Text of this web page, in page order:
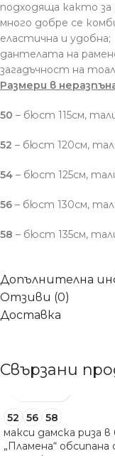
подходяща както за
много добре се
еластична и удобна;
дантелата на
загадъчност на
Размери в
50 – бюст 115см,
52 – бюст 120см,
54 – бюст 125см,
56 – бюст 130см,
58 – бюст 135см,
Допълнителна
Отзиви (0)
Доставка
Свързани
52 56 58
макси дамска риза в
„Пламена“ обсипана